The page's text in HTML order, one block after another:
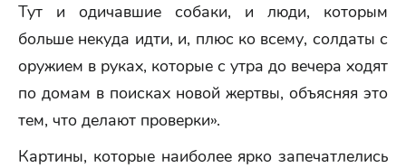
Тут и одичавшие собаки, и люди, которым
больше некуда идти, и, плюс ко всему, солдаты с
оружием в руках, которые с утра до вечера ходят
по домам в поисках новой жертвы, объясняя это
тем, что делают проверки».
Картины, которые наиболее ярко запечатлелись